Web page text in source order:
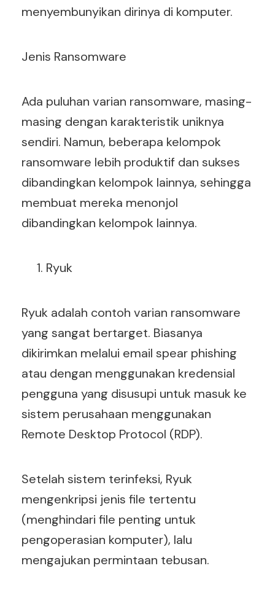
menyembunyikan dirinya di komputer.
Jenis Ransomware
Ada puluhan varian ransomware, masing-
masing dengan karakteristik uniknya
sendiri. Namun, beberapa kelompok
ransomware lebih produktif dan sukses
dibandingkan kelompok lainnya, sehingga
membuat mereka menonjol
dibandingkan kelompok lainnya.
Ryuk
Ryuk adalah contoh varian ransomware
yang sangat bertarget. Biasanya
dikirimkan melalui email spear phishing
atau dengan menggunakan kredensial
pengguna yang disusupi untuk masuk ke
sistem perusahaan menggunakan
Remote Desktop Protocol (RDP).
Setelah sistem terinfeksi, Ryuk
mengenkripsi jenis file tertentu
(menghindari file penting untuk
pengoperasian komputer), lalu
mengajukan permintaan tebusan.